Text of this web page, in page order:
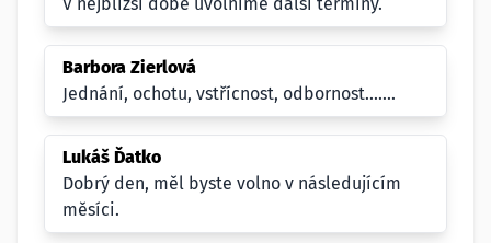
Barbora Zierlová
Jednání, ochotu, vstřícnost, odbornost.......
Lukáš Ďatko
Dobrý den, měl byste volno v následujícím
měsíci.